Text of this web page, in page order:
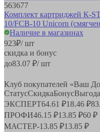
563677
Комплект картриджей К-
10/FCB-10 Unicorn
Наличие в магазинах
923₽/ шт
скидка и бонус
до83.07 ₽/ шт
Клуб покупателей «Ваш
СтатусСкидкаБонусВыгода
ЭКСПЕРТ64.61 ₽18.46 ₽
ПРОФИ46.15 ₽13.85 ₽60 ₽
МАСТЕР-13.85 ₽13.85 ₽